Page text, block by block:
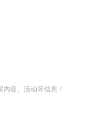
容、活动等信息！